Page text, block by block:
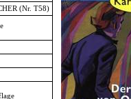
(Nr. T58)